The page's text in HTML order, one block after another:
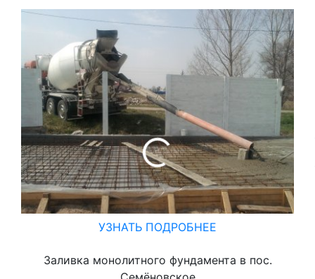
УЗНАТЬ ПОДРОБНЕЕ
Заливка монолитного фундамента в пос.